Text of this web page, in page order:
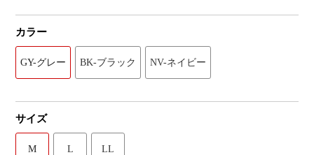
カラー
GY-グレー BK-ブラック NV-ネイビー
サイズ
M L LL